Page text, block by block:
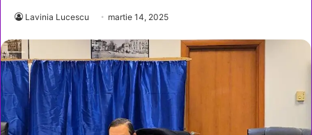
Lavinia Lucescu martie 14, 2025